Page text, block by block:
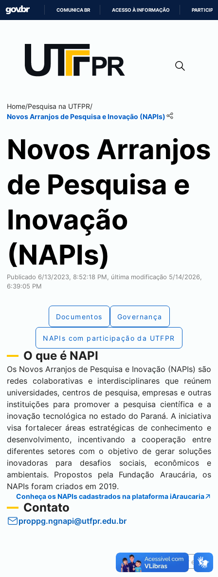
CONTEÚDO
COMUNICA BR ACESSO À INFORMAÇÃO PARTICIPE
Home/Pesquisa na UTFPR/
Novos Arranjos de Pesquisa e Inovação (NAPIs)
Novos Arranjos
de Pesquisa e
Inovação
(NAPIs)
Publicado 6/13/2023, 8:52:18 PM, última modificação 5/14/2026,
6:39:05 PM
Documentos Governança
NAPIs com participação da UTFPR
O que é NAPI
Os Novos Arranjos de Pesquisa e Inovação (NAPIs) são
redes colaborativas e interdisciplinares que reúnem
universidades, centros de pesquisa, empresas e outras
instituições para promover a pesquisa científica e a
inovação tecnológica no estado do Paraná. A iniciativa
visa fortalecer áreas estratégicas de conhecimento e
desenvolvimento, incentivando a cooperação entre
diferentes setores com o objetivo de gerar soluções
inovadoras para desafios sociais, econômicos e
ambientais. Propostos pela Fundação Araucária, os
NAPIs foram criados em 2019.
Conheça os NAPIs cadastrados na plataforma iAraucaria
Contato
proppg.ngnapi@utfpr.edu.br
Reportar erro